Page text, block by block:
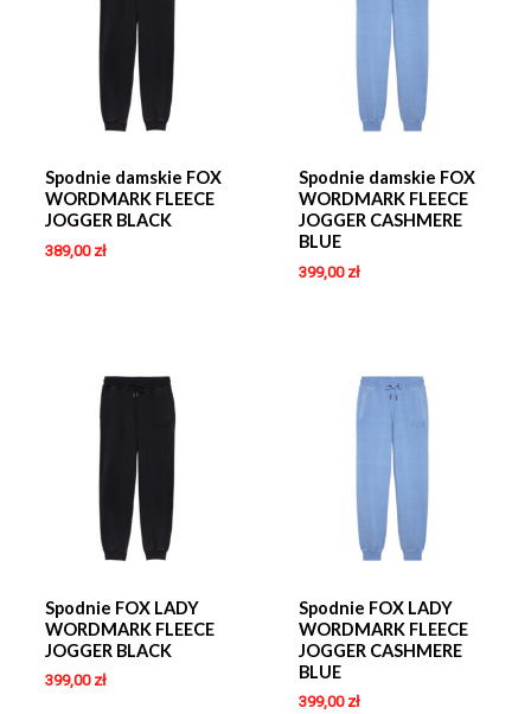
Spodnie damskie FOX
WORDMARK FLEECE
JOGGER BLACK
389,00 zł
Spodnie damskie FOX
WORDMARK FLEECE
JOGGER CASHMERE
BLUE
399,00 zł
Spodnie FOX LADY
WORDMARK FLEECE
JOGGER BLACK
399,00 zł
Spodnie FOX LADY
WORDMARK FLEECE
JOGGER CASHMERE
BLUE
399,00 zł